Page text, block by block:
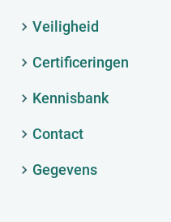
Veiligheid
Certificeringen
Kennisbank
Contact
Gegevens